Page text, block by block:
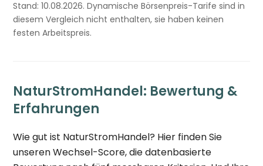
Stand: 10.08.2026. Dynamische Börsenpreis-Tarife sind in
diesem Vergleich nicht enthalten, sie haben keinen
festen Arbeitspreis.
NaturStromHandel: Bewertung &
Erfahrungen
Wie gut ist NaturStromHandel? Hier finden Sie
unseren Wechsel-Score, die datenbasierte